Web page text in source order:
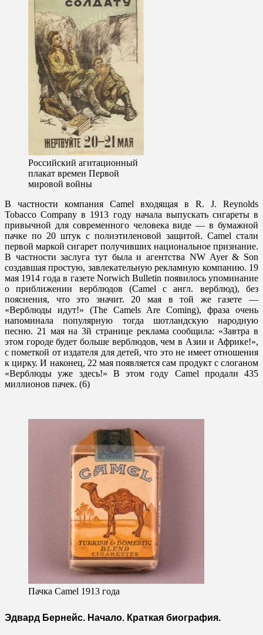
Российский агитационный
плакат времен Первой
мировой войны
В частности компания Camel входящая в R. J. Reynolds
Tobacco Company в 1913 году начала выпускать сигареты в
привычной для современного человека виде — в бумажной
пачке по 20 штук с полиэтиленовой защитой. Camel стали
первой маркой сигарет получивших национальное признание.
В частности заслуга тут была и агентства NW Ayer & Son
создавшая простую, завлекательную рекламную компанию. 19
мая 1914 года в газете Norwich Bulletin появилось упоминание
о приближении верблюдов (Camel с англ. верблюд), без
пояснения, что это значит. 20 мая в той же газете —
«Верблюды идут!» (The Camels Are Coming), фраза очень
напоминала популярную тогда шотландскую народную
песню. 21 мая на 3й странице реклама сообщила: «Завтра в
этом городе будет больше верблюдов, чем в Азии и Африке!»,
с пометкой от издателя для детей, что это не имеет отношения
к цирку. И наконец, 22 мая появляется сам продукт с слоганом
«Верблюды уже здесь!» В этом году Camel продали 435
миллионов пачек. (6)
Пачка Camel 1913 года
Эдвард Бернейс. Начало. Краткая биография.